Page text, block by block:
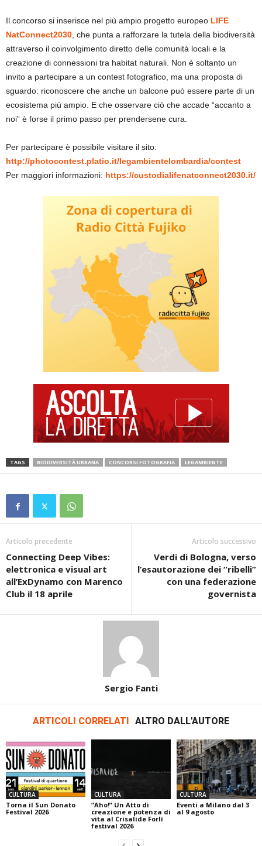
Il concorso si inserisce nel più ampio progetto europeo LIFE
NatConnect2030, che punta a rafforzare la tutela della biodiversità
attraverso il coinvolgimento diretto delle comunità locali e la
creazione di connessioni tra habitat naturali. Non è soltanto un
invito a partecipare a un contest fotografico, ma una proposta di
sguardo: riconoscere che anche un balcone può essere parte di un
ecosistema più ampio. E che osservare ciò che accade “accanto a
noi” è forse il primo passo per prendersene cura.
Per partecipare è possibile visitare il sito:
http://photocontest.platio.it/legambientelombardia/contest
Per maggiori informazioni: https://custodialifenatconnect2030.it/
TAGS BIODIVERSITÀ URBANA CONCORSI FOTOGRAFIA LEGAMBIENTE
Articolo precedente
Connecting Deep Vibes:
elettronica e visual art
all’ExDynamo con Marenco
Club il 18 aprile
Articolo successivo
Verdi di Bologna, verso
l’esautorazione dei “ribelli”
con una federazione
governista
Sergio Fanti
ARTICOLI CORRELATI ALTRO DALL'AUTORE
CULTURA
Torna il Sun Donato
Festival 2026
CULTURA
“Aho!” Un Atto di
creazione e potenza di
vita al Crisalide Forlì
festival 2026
CULTURA
Eventi a Milano dal 3
al 9 agosto